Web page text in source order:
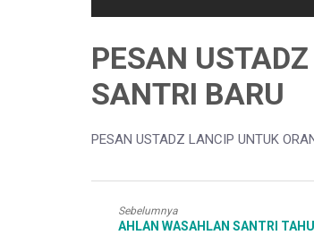
PESAN
SANTRI BARU
PESAN USTADZ LANCIP UNTUK
Sebelumnya
AHLAN WASAHLAN SANTRI